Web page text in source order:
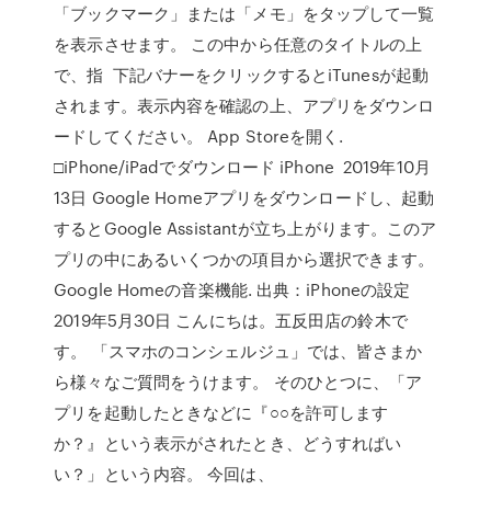
「ブックマーク」または「メモ」をタップして一覧
を表示させます。 この中から任意のタイトルの上
で、指 下記バナーをクリックするとiTunesが起動
されます。表示内容を確認の上、アプリをダウンロ
ードしてください。 App Storeを開く.
□iPhone/iPadでダウンロード iPhone 2019年10月
13日 Google Homeアプリをダウンロードし、起動
するとGoogle Assistantが立ち上がります。このア
プリの中にあるいくつかの項目から選択できます。
Google Homeの音楽機能. 出典：iPhoneの設定
2019年5月30日 こんにちは。五反田店の鈴木で
す。 「スマホのコンシェルジュ」では、皆さまか
ら様々なご質問をうけます。 そのひとつに、「ア
プリを起動したときなどに『○○を許可します
か？』という表示がされたとき、どうすればい
い？」という内容。 今回は、